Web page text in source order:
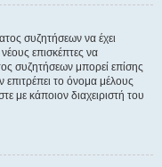
συζητήσεων να έχει
επισκέπτες να
συζητήσεων μπορεί επίσης
επιτρέπει το όνομα μέλους
με κάποιον διαχειριστή του